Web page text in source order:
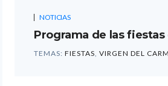
NOTICIAS
Programa de las
TEMAS: FIESTAS, VIRGEN DEL